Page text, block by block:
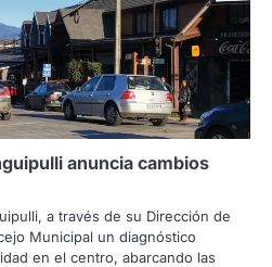
anuncia cambios
a través de su Dirección de
Municipal un diagnóstico
en el centro, abarcando las